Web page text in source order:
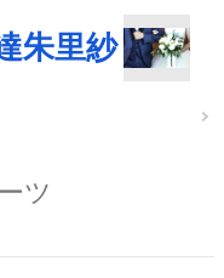
朱里紗
ツ